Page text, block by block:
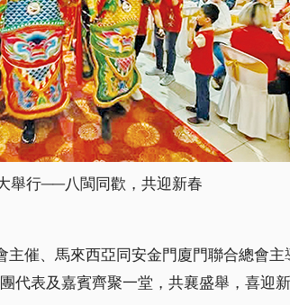
舉行──八閩同歡，共迎新春
主催、馬來西亞同安金門廈門聯合總會
代表及嘉賓齊聚一堂，共襄盛舉，喜迎新